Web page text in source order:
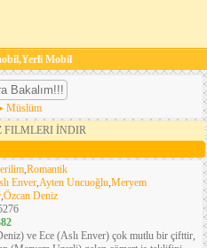
Mobil
Müslüm
FILMLERI İNDIR
,Romantik
Enver,Ayten Uncuoğlu,Meryem
,Özcan Deniz
ve Ece (Aslı Enver) çok mutlu bir çifttir,